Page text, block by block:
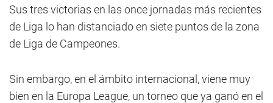
Sus tres victorias en las once jornadas más recientes
de Liga lo han distanciado en siete puntos de la zona
de Liga de Campeones.
Sin embargo, en el ámbito internacional, viene muy
bien en la Europa League, un torneo que ya ganó en el